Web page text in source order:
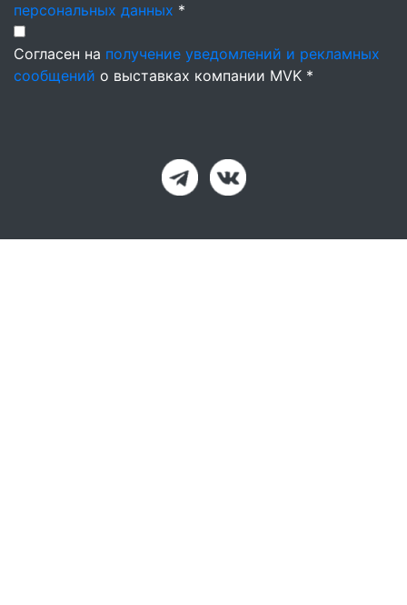
персональных данных *
Согласен на получение уведомлений и рекламных
сообщений о выставках компании MVK *